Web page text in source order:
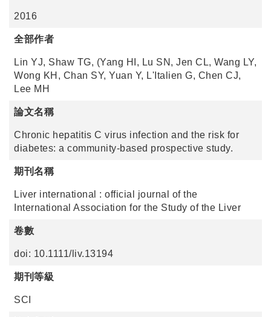
2016
全部作者
Lin YJ, Shaw TG, (Yang HI, Lu SN, Jen CL, Wang LY,
Wong KH, Chan SY, Yuan Y, L'Italien G, Chen CJ,
Lee MH
論文名稱
Chronic hepatitis C virus infection and the risk for
diabetes: a community-based prospective study.
期刊名稱
Liver international : official journal of the
International Association for the Study of the Liver
卷數
doi: 10.1111/liv.13194
期刊等級
SCI